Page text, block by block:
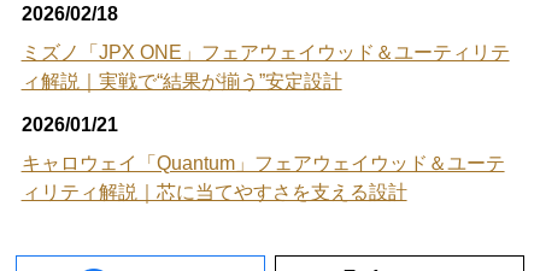
2026/02/18
ミズノ「JPX ONE」フェアウェイウッド＆ユーティリテ
ィ解説｜実戦で“結果が揃う”安定設計
2026/01/21
キャロウェイ「Quantum」フェアウェイウッド＆ユーテ
ィリティ解説｜芯に当てやすさを支える設計